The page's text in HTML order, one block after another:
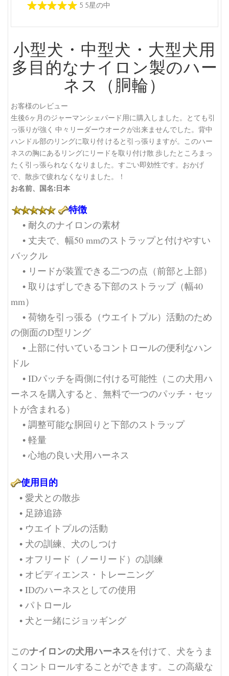
5 5星の中
小型犬・中型犬・大型犬用
多目的なナイロン製のハー
ネス（胴輪）
お客様のレビュー
生後6ヶ月のジャーマンシェパード用に購入しました。とても引
っ張りが強く 中々リーダーウオークが出来ませんでした。背中
ハンドル部のリングに取り付 けると引っ張りますが。このハー
ネスの胸にあるリングにリードを取り付け散 歩したところまっ
たく引っ張られなくなりました。すごい即効性です。おかげ
で、散歩で疲れなくなりました。！
お名前、国名:日本
特徴
• 耐久のナイロンの素材
• 丈夫で、幅50 mmのストラップと付けやすい
バックル
• リードが装置できる二つの点（前部と上部）
• 取りはずしできる下部のストラップ（幅40
mm）
• 荷物を引っ張る（ウエイトプル）活動のため
の側面のD型リング
• 上部に付いているコントロールの便利なハン
ドル
• IDパッチを両側に付ける可能性（この犬用ハ
ーネスを購入すると、無料で一つのパッチ・セッ
トが含まれる）
• 調整可能な胴回りと下部のストラップ
• 軽量
• 心地の良い犬用ハーネス
使用目的
• 愛犬との散歩
• 足跡追跡
• ウエイトプルの活動
• 犬の訓練、犬のしつけ
• オフリード（ノーリード）の訓練
• オビディエンス・トレーニング
• IDのハーネスとしての使用
• パトロール
• 犬と一緒にジョッギング
このナイロンの犬用ハーネスを付けて、犬をうま
くコントロールすることができます。この高級な